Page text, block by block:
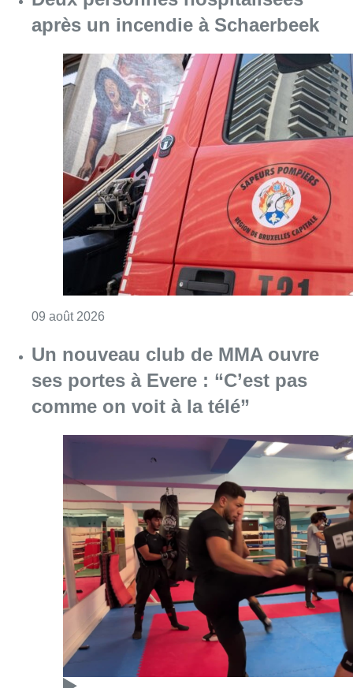
09 août 2026Consulter l'article "Deux personnes
Un nouveau club de MMA ouvre
ses portes à Evere : “C’est pas
comme on voit à la télé”
08 août 2026Consulter l'article "Un nouveau club de
Au Moeraske, Bart Hanssens
recense des insectes de plus en
plus rares